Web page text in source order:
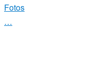
Fotos
…